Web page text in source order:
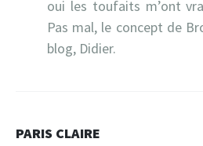
oui les toufaits m’ont
Pas mal, le concept de
blog, Didier.
PARIS CLAIRE